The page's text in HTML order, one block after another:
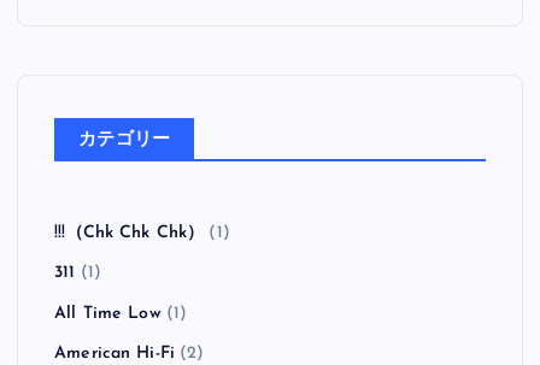
カテゴリー
!!!（Chk Chk Chk） (1)
311 (1)
All Time Low(1)
American Hi-Fi (2)